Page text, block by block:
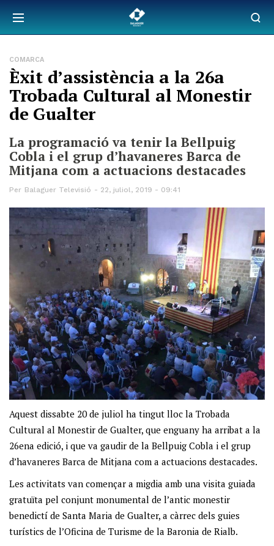
COMARCA
Èxit d’assistència a la 26a
Trobada Cultural al Monestir
de Gualter
La programació va tenir la Bellpuig
Cobla i el grup d’havaneres Barca de
Mitjana com a actuacions destacades
Per Balaguer Televisió 22, juliol, 2019 - 09:41
Aquest dissabte 20 de juliol ha tingut lloc la Trobada
Cultural al Monestir de Gualter, que enguany ha arribat a la
26ena edició, i que va gaudir de la Bellpuig Cobla i el grup
d’havaneres Barca de Mitjana com a actuacions destacades.
Les activitats van començar a migdia amb una visita guiada
gratuïta pel conjunt monumental de l’antic monestir
benedictí de Santa Maria de Gualter, a càrrec dels guies
turístics de l’Oficina de Turisme de la Baronia de Rialb.